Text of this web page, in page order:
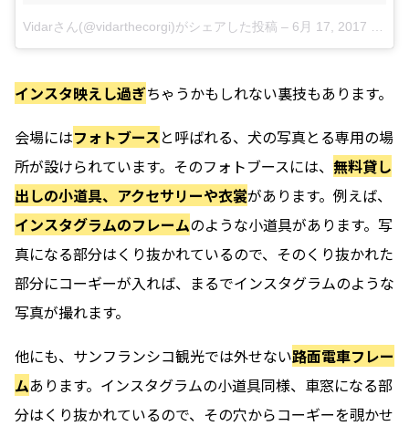
Vidarさん(@vidarthecorgi)がシェアした投稿 – 6月 17, 2017 at 3:28午後 PDT
インスタ映えし過ぎちゃうかもしれない裏技もあります。
会場にはフォトブースと呼ばれる、犬の写真とる専用の場
所が設けられています。そのフォトブースには、 無料貸し
出しの小道具、アクセサリーや衣裳があります。例えば、
インスタグラムのフレームのような小道具があります。写
真になる部分はくり抜かれているので、そのくり抜かれた
部分にコーギーが入れば、まるでインスタグラムのような
写真が撮れます。
他にも、サンフランシコ観光では外せない路面電車フレー
ムあります。インスタグラムの小道具同様、車窓になる部
分はくり抜かれているので、その穴からコーギーを覗かせ